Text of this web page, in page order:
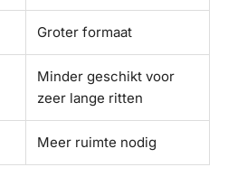
Groter formaat
Minder geschikt voor
zeer lange ritten
Meer ruimte nodig